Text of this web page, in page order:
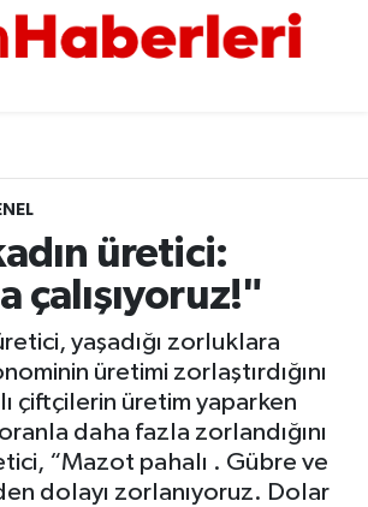
üretici:
çalışıyoruz!"
yaşadığı zorluklara
üretimi zorlaştırdığını
çiftçilerin üretim yaparken
daha fazla zorlandığını
“Mazot pahalı . Gübre ve
dolayı zorlanıyoruz. Dolar
Eczaneler
Vakitleri
Yoğunluk Haritası
Durumu ve Fikstür
Haberleri